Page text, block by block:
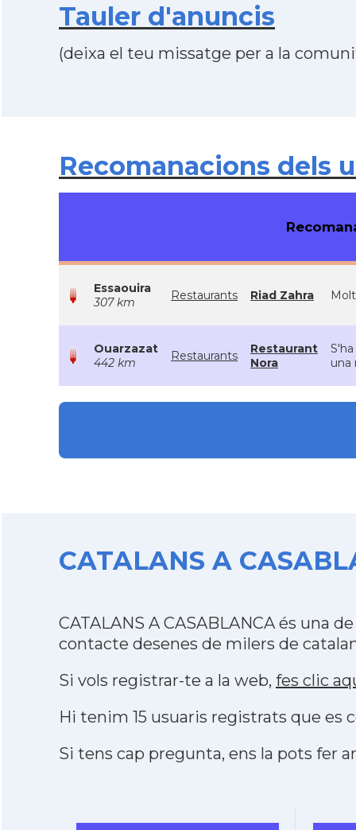
Tauler d'anuncis
(deixa el teu missatge per a la
Recomanacions dels
Essaouira
307 km
Restaurants Riad Zahra
Ouarzazat
442 km
Restaurants
Restaurant
Nora
una
CATALANS A
CATALANS A CASABLANCA és una
contacte desenes de milers de
Si vols registrar-te a la web, fes clic
Hi tenim 15 usuaris registrats que
Si tens cap pregunta, ens la pots fer